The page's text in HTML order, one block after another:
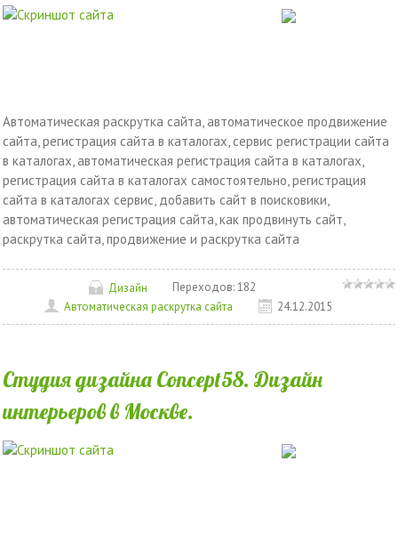
Автоматическая раскрутка сайта, автоматическое продвижение
сайта, регистрация сайта в каталогах, сервис регистрации сайта
в каталогах, автоматическая регистрация сайта в каталогах,
регистрация сайта в каталогах самостоятельно, регистрация
сайта в каталогах сервис, добавить сайт в поисковики,
автоматическая регистрация сайта, как продвинуть сайт,
раскрутка сайта, продвижение и раскрутка сайта
Дизайн Переходов:182
Автоматическая раскрутка сайта
24.12.2015
Студия дизайна Concept58. Дизайн
интерьеров в Москве.